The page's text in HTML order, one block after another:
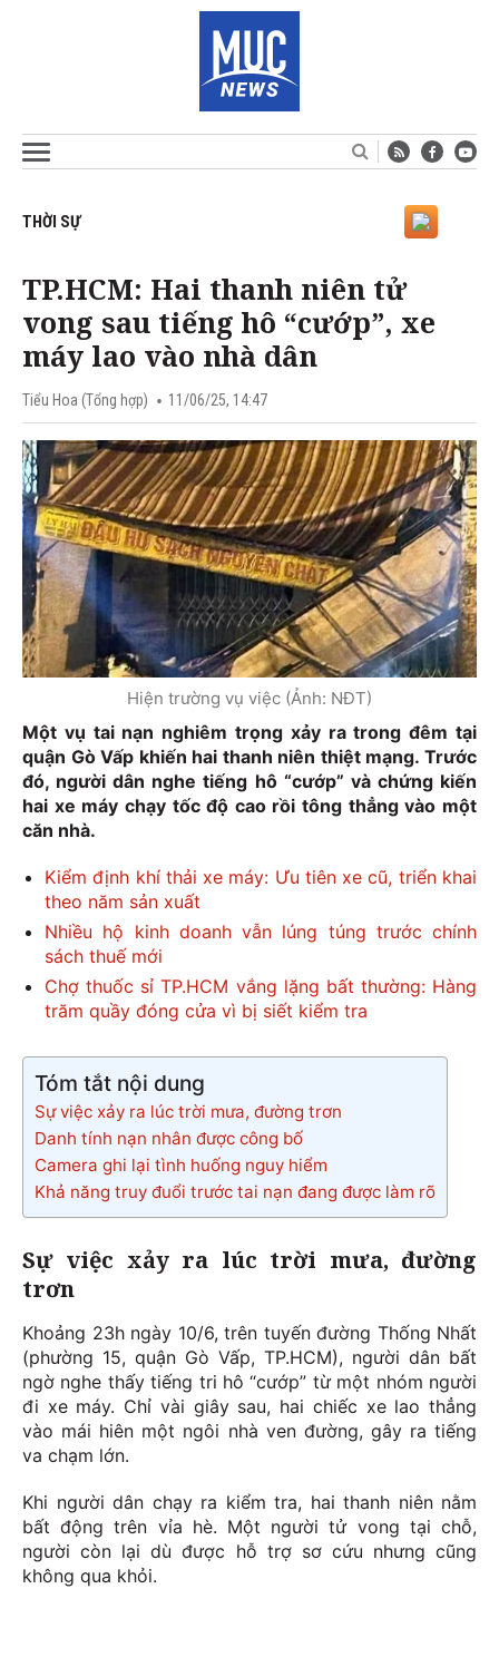
THỜI SỰ
TP.HCM: Hai thanh niên tử
vong sau tiếng hô “cướp”, xe
máy lao vào nhà dân
Tiểu Hoa (Tổng hợp) 11/06/25, 14:47
Hiện trường vụ việc (Ảnh: NĐT)
Một vụ tai nạn nghiêm trọng xảy ra trong đêm tại
quận Gò Vấp khiến hai thanh niên thiệt mạng. Trước
đó, người dân nghe tiếng hô “cướp” và chứng kiến
hai xe máy chạy tốc độ cao rồi tông thẳng vào một
căn nhà.
Kiểm định khí thải xe máy: Ưu tiên xe cũ, triển khai
theo năm sản xuất
Nhiều hộ kinh doanh vẫn lúng túng trước chính
sách thuế mới
Chợ thuốc sỉ TP.HCM vắng lặng bất thường: Hàng
trăm quầy đóng cửa vì bị siết kiểm tra
Tóm tắt nội dung
Sự việc xảy ra lúc trời mưa, đường trơn
Danh tính nạn nhân được công bố
Camera ghi lại tình huống nguy hiểm
Khả năng truy đuổi trước tai nạn đang được làm rõ
Sự việc xảy ra lúc trời mưa, đường
trơn
Khoảng 23h ngày 10/6, trên tuyến đường Thống Nhất
(phường 15, quận Gò Vấp, TP.HCM), người dân bất
ngờ nghe thấy tiếng tri hô “cướp” từ một nhóm người
đi xe máy. Chỉ vài giây sau, hai chiếc xe lao thẳng
vào mái hiên một ngôi nhà ven đường, gây ra tiếng
va chạm lớn.
Khi người dân chạy ra kiểm tra, hai thanh niên nằm
bất động trên vỉa hè. Một người tử vong tại chỗ,
người còn lại dù được hỗ trợ sơ cứu nhưng cũng
không qua khỏi.